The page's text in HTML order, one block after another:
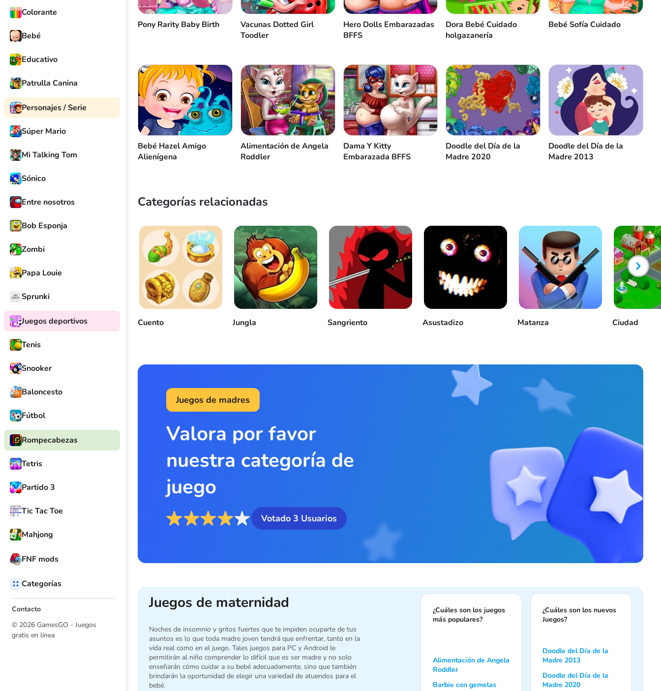
Colorante
Bebé
Educativo
Patrulla Canina
Personajes / Serie
Súper Mario
Mi Talking Tom
Sónico
Entre nosotros
Bob Esponja
Zombi
Papa Louie
Sprunki
Juegos deportivos
Tenis
Snooker
Baloncesto
Fútbol
Rompecabezas
Tetris
Partido 3
Tic Tac Toe
Mahjong
FNF mods
Categorías
Contacto
© 2026 GamesGO - Juegos
gratis en línea
Pony Rarity Baby Birth
Vacunas Dotted Girl
Toodler
Hero Dolls Embarazadas
BFFS
Dora Bebé Cuidado
holgazanería
Bebé Sofía Cuidado
Bebé Hazel Amigo
Alienígena
Alimentación de Angela
Roddler
Dama Y Kitty
Embarazada BFFS
Doodle del Día de la
Madre 2020
Doodle del Día de la
Madre 2013
Categorías relacionadas
Cuento Jungla Sangriento Asustadizo Matanza Ciudad
Juegos de madres
Valora por favor
nuestra categoría de
juego
Votado 3 Usuarios
Juegos de maternidad
Noches de insomnio y gritos fuertes que te impiden ocuparte de tus
asuntos es lo que toda madre joven tendrá que enfrentar, tanto en la
vida real como en el juego. Tales juegos para PC y Android le
permitirán al niño comprender lo difícil que es ser madre y no solo
enseñarán cómo cuidar a su bebé adecuadamente, sino que también
brindarán la oportunidad de elegir una variedad de atuendos para el
bebé.
¿Cuáles son los juegos
más populares?
Alimentación de Angela
Roddler
Barbie con gemelas
¿Cuáles son los nuevos
Juegos?
Doodle del Día de la
Madre 2013
Doodle del Día de la
Madre 2020